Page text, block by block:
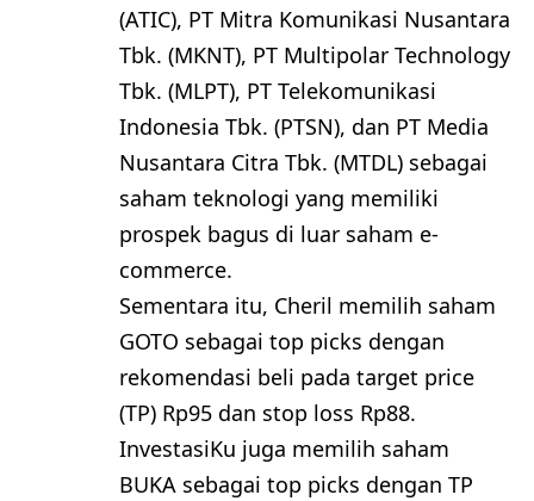
(ATIC), PT Mitra Komunikasi Nusantara
Tbk. (MKNT), PT Multipolar Technology
Tbk. (MLPT), PT Telekomunikasi
Indonesia Tbk. (PTSN), dan PT Media
Nusantara Citra Tbk. (MTDL) sebagai
saham teknologi yang memiliki
prospek bagus di luar saham e-
commerce.
Sementara itu, Cheril memilih saham
GOTO sebagai top picks dengan
rekomendasi beli pada target price
(TP) Rp95 dan stop loss Rp88.
InvestasiKu juga memilih saham
BUKA sebagai top picks dengan TP